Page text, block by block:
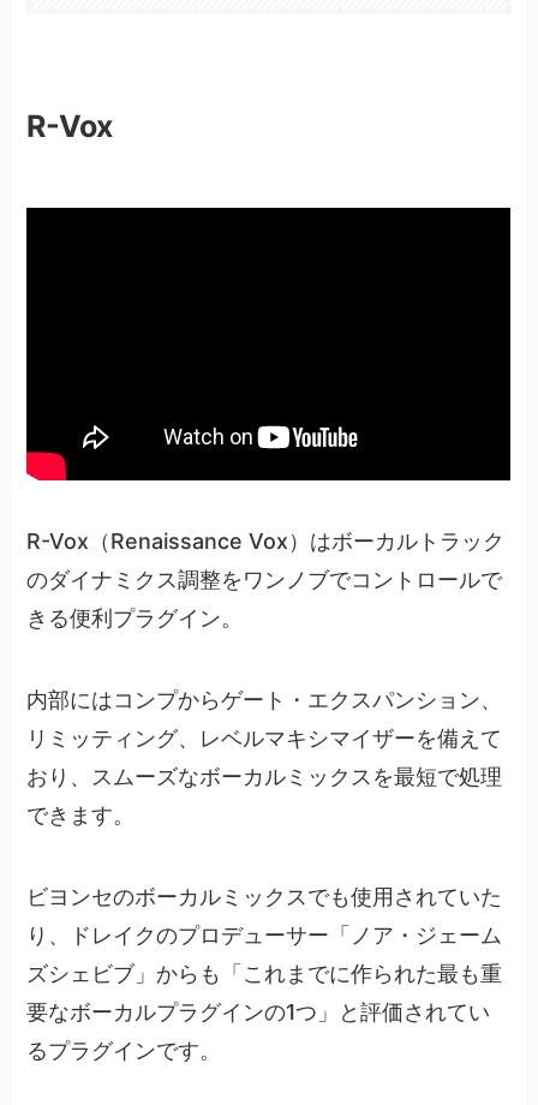
R-Vox​
R-Vox（Renaissance Vox）​はボーカルトラック
のダイナミクス調整をワンノブでコントロールで
きる便利プラグイン。
内部にはコンプからゲート・エクスパンション、
リミッティング、レベルマキシマイザーを備えて
おり、スムーズなボーカルミックスを最短で処理
できます。
ビヨンセのボーカルミックスでも使用されていた
り、ドレイクのプロデューサー「ノア・ジェーム
ズシェビブ」からも「これまでに作られた最も重
要なボーカルプラグインの1つ」と評価されてい
るプラグインです。